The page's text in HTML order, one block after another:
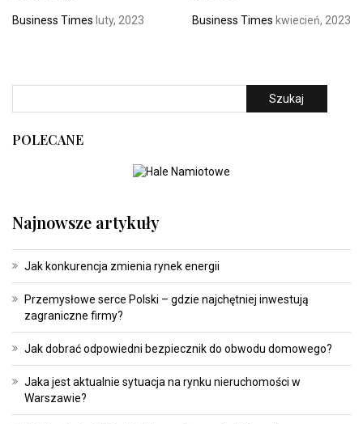
Business Times luty, 2023 Business Times kwiecień, 2023
Szukaj
POLECANE
Najnowsze artykuły
Jak konkurencja zmienia rynek energii
Przemysłowe serce Polski – gdzie najchętniej inwestują
zagraniczne firmy?
Jak dobrać odpowiedni bezpiecznik do obwodu domowego?
Jaka jest aktualnie sytuacja na rynku nieruchomości w
Warszawie?